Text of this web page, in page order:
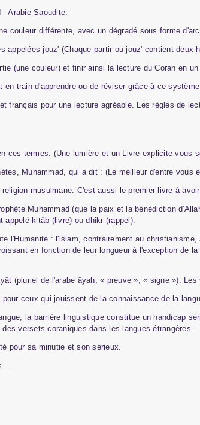
Arabie Saoudite.
couleur différente, avec un dégradé sous forme
appelées jouz' (Chaque partir ou jouz' contient deux
(une couleur) et finir ainsi la lecture du Coran en un
train d'apprendre ou de réviser grâce à ce
français pour une lecture agréable. Les règles de
ces termes: (Une lumière et un Livre explicite vous
Muhammad, qui a dit : (Le meilleur d'entre vous
musulmane. C'est aussi le premier livre à avoir
Muhammad (que la paix et la bénédiction
kitâb (livre) ou dhikr (rappel).
l'Humanité : l'islam, contrairement au
en fonction de leur longueur à l'exception de
(pluriel de l'arabe âyah, « preuve », « signe »). Les
ceux qui jouissent de la connaissance de la
la barrière linguistique constitue un handicap
versets coraniques dans les langues étrangères.
pour sa minutie et son sérieux.